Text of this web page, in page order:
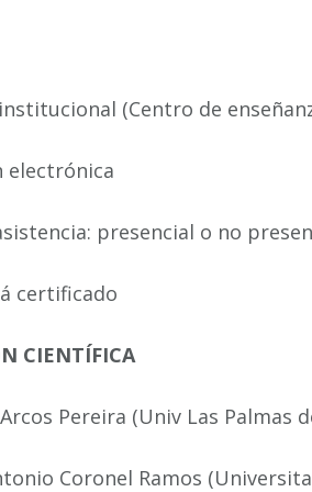
(Centro de
electrónica
presencial o no
certificado
CIENTÍFICA
Pereira (Univ Las Palmas
Coronel Ramos